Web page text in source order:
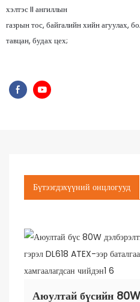
хэлтэс II ангиллын
газрын тос, байгалийн хийн агуулах,
тавцан, будах цех;
Бүтээгдэхүүний онцлогууд
Аюултай бүсийн 80W